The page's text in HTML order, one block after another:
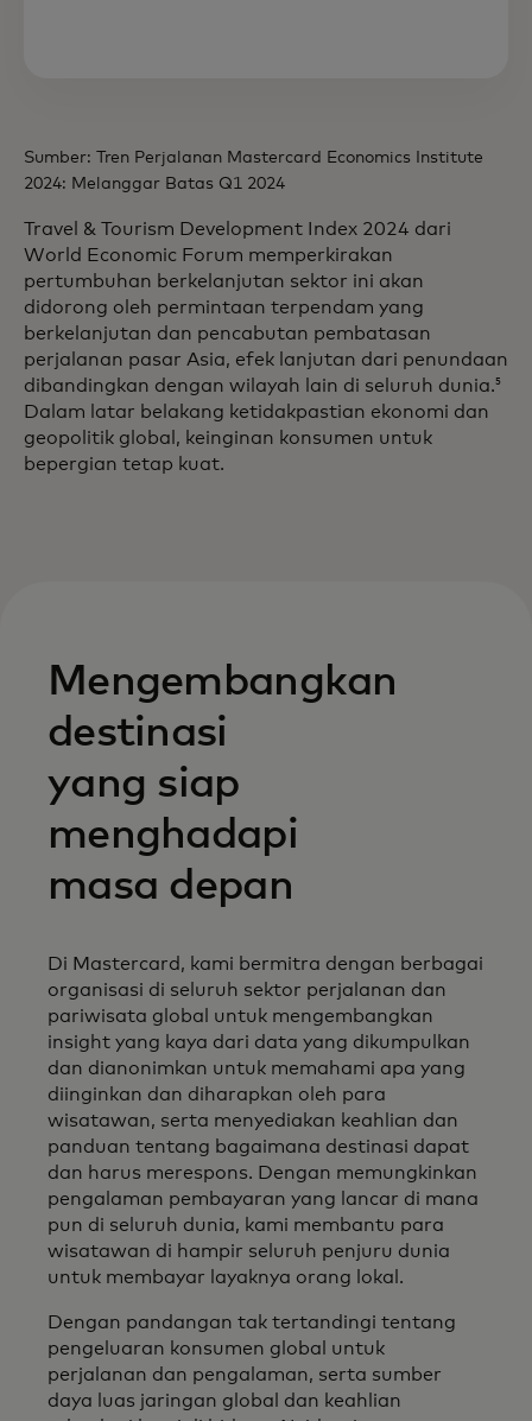
Sumber: Tren Perjalanan Mastercard Economics Institute
2024: Melanggar Batas Q1 2024
Travel & Tourism Development Index 2024 dari
World Economic Forum memperkirakan
pertumbuhan berkelanjutan sektor ini akan
didorong oleh permintaan terpendam yang
berkelanjutan dan pencabutan pembatasan
perjalanan pasar Asia, efek lanjutan dari penundaan
dibandingkan dengan wilayah lain di seluruh dunia.5
Dalam latar belakang ketidakpastian ekonomi dan
geopolitik global, keinginan konsumen untuk
bepergian tetap kuat.
Mengembangkan
destinasi
yang siap
menghadapi
masa depan
Di Mastercard, kami bermitra dengan berbagai
organisasi di seluruh sektor perjalanan dan
pariwisata global untuk mengembangkan
insight yang kaya dari data yang dikumpulkan
dan dianonimkan untuk memahami apa yang
diinginkan dan diharapkan oleh para
wisatawan, serta menyediakan keahlian dan
panduan tentang bagaimana destinasi dapat
dan harus merespons. Dengan memungkinkan
pengalaman pembayaran yang lancar di mana
pun di seluruh dunia, kami membantu para
wisatawan di hampir seluruh penjuru dunia
untuk membayar layaknya orang lokal.
Dengan pandangan tak tertandingi tentang
pengeluaran konsumen global untuk
perjalanan dan pengalaman, serta sumber
daya luas jaringan global dan keahlian